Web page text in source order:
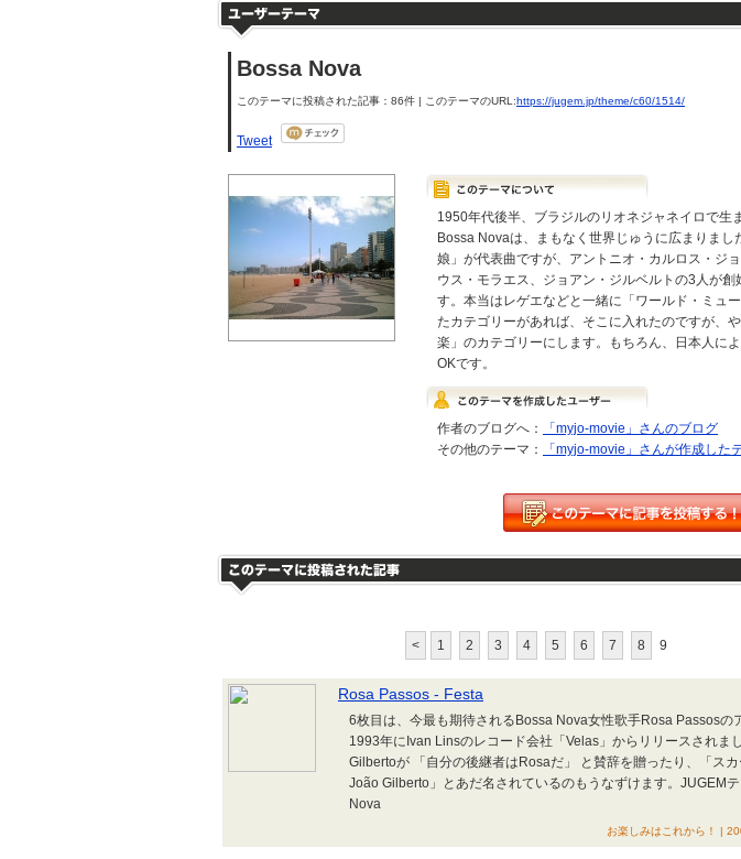
Bossa Nova
このテーマに投稿された記事：86件 | このテーマのURL:https://jugem.jp/theme/c60/1514/
Tweet
1950年代後半、ブラジルのリオネジャネイロで生
Bossa Novaは、まもなく世界じゅうに広まりまし
娘」が代表曲ですが、アントニオ・カルロス・ジ
ウス・モラエス、ジョアン・ジルベルトの3人が創
す。本当はレゲエなどと一緒に「ワールド・ミュ
たカテゴリーがあれば、そこに入れたのですが、
楽」のカテゴリーにします。もちろん、日本人に
OKです。
作者のブログへ：
「myjo-movie」さんのブログ
その他のテーマ：
「myjo-movie」さんが作成した
< 1 2 3 4 5 6 7 8 9
Rosa Passos - Festa
6枚目は、今最も期待されるBossa Nova女性歌手Rosa Passosの
1993年にIvan Linsのレコード会社「Velas」からリリースされま
Gilbertoが 「自分の後継者はRosaだ」 と賛辞を贈ったり、「ス
João Gilberto」とあだ名されているのもうなずけます。JUGEM
Nova
お楽しみはこれから！ |